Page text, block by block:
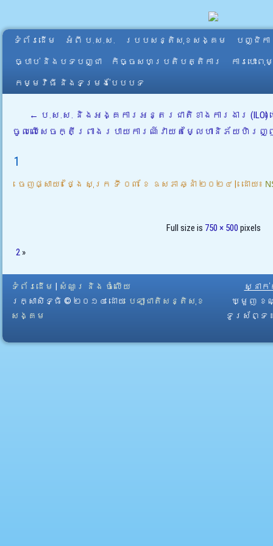
ទំព័រដើម អំពី​ ប.ស.ស. របបសន្តិសុខសង្គម បញ្ជិកា
ច្បាប់ និងបទបញ្ជា កិច្ចសហប្រតិបត្តិការ ការបោះ
កម្មវិធី និងទម្រង់បែបបទ
← ប.ស.ស. និងអង្គការអន្តរជាតិខាងការងារ
ចូលលើសេចក្តីព្រាងរបាយការណ៍វាយតម្លៃហានិភ័
1
ចេញផ្សាយ៖ ថ្ងៃ សុក្រ ទី ០៣ ខែ ឧសភា ឆ្នាំ ២០២៤ | ដោយ៖
Full size is 750 × 500 pixels
2»
ទំព័រដើម
សំណួរ និង ចំលើយ
រក្សាសិទ្ធិ © ២០១៤ ដោយ​ បេឡាជាតិសន្តិសុខ
សង្គម
ស្នាក់
ឃ្មួញ ខណ្
ទូរស័ព្ទ